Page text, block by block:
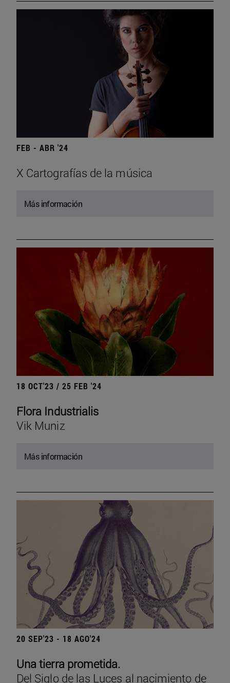
FEB - ABR '24
X Cartografías de la música
Más información
18 OCT'23 / 25 FEB '24
Flora Industrialis
Vik Muniz
Más información
20 SEP'23 - 18 AGO'24
Una tierra prometida.
Del Siglo de las Luces al nacimiento de